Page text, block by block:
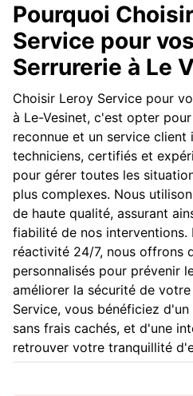
Pourquoi
Service pour
Serrurerie à Le
Choisir Leroy Service pour
à Le-Vesinet, c'est opter
reconnue et un service client
techniciens, certifiés et
pour gérer toutes les
plus complexes. Nous
de haute qualité, assurant
fiabilité de nos interventions.
réactivité 24/7, nous offrons
personnalisés pour prévenir
améliorer la sécurité de
Service, vous bénéficiez
sans frais cachés, et d'une
retrouver votre tranquillité